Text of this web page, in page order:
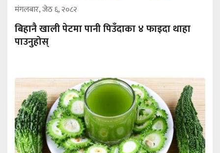
मंगलबार, जेठ ६, २०८२
बिहानै खाली पेटमा पानी पिउँदाका ४ फाइदा थाहा
पाउनुहोस्